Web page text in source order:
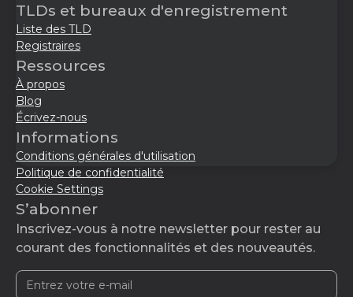
TLDs et bureaux d'enregistrement
Liste des TLD
Registraires
Ressources
À propos
Blog
Écrivez-nous
Informations
Conditions générales d'utilisation
Politique de confidentialité
Cookie Settings
S’abonner
Inscrivez-vous à notre newsletter pour rester au
courant des fonctionnalités et des nouveautés.